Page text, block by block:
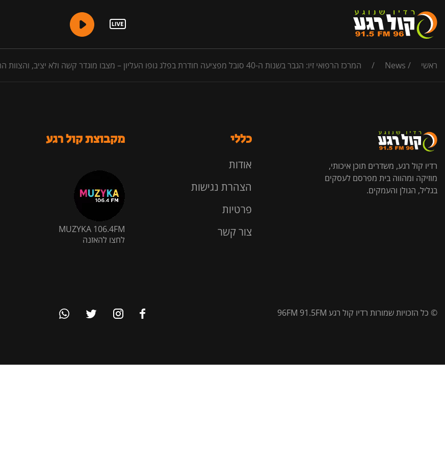
ראשי /
News
/ המרכז הרפואי זיו: הגבר בשנות ה-40 סובל מפציעה חודרת בפלג גופו העליון – מצבו מוגדר קשה ולא יציב, והצוות הרפואי נאבק כעת על חייו
רדיו קול רגע, משדרים תוכן איכותי,
מוזיקה ומהווה בית מפרסם לעסקים
בגליל, הגולן והעמקים.
כללי
אודות
הצהרת נגישות
פרטיות
צור קשר
מקבוצת קול רגע
MUZYKA 106.4FM
לחצו להאזנה
© כל הזכויות שמורות רדיו קול רגע 96FM 91.5FM